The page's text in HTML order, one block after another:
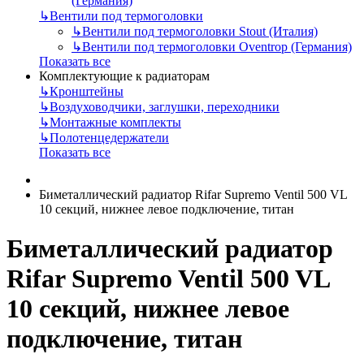
↳Вентили под термоголовки
↳Вентили под термоголовки Stout (Италия)
↳Вентили под термоголовки Oventrop (Германия)
Показать все
Комплектующие к радиаторам
↳Кронштейны
↳Воздуховодчики, заглушки, переходники
↳Монтажные комплекты
↳Полотенцедержатели
Показать все
Биметаллический радиатор Rifar Supremo Ventil 500 VL
10 секций, нижнее левое подключение, титан
Биметаллический радиатор
Rifar Supremo Ventil 500 VL
10 секций, нижнее левое
подключение, титан